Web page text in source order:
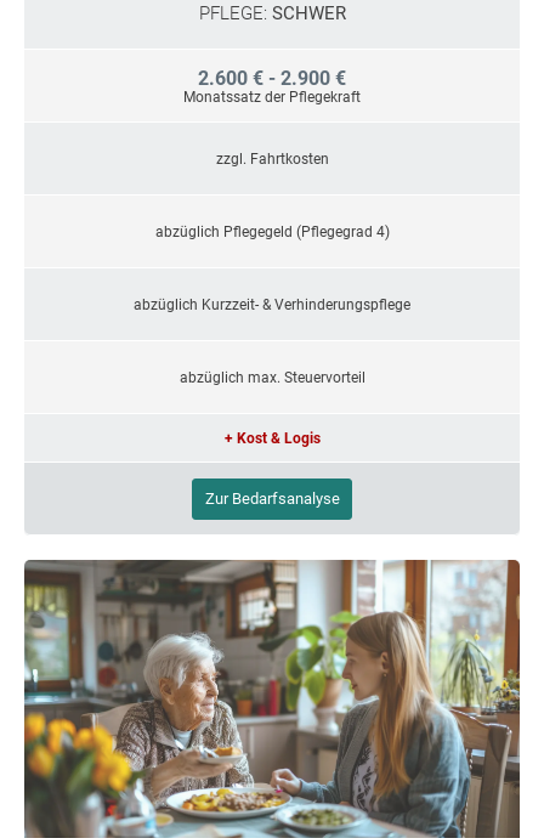
PFLEGE: SCHWER
2.600 € - 2.900 €
Monatssatz der Pflegekraft
zzgl. Fahrtkosten
abzüglich Pflegegeld (Pflegegrad 4)
abzüglich Kurzzeit- & Verhinderungspflege
abzüglich max. Steuervorteil
+ Kost & Logis
Zur Bedarfsanalyse